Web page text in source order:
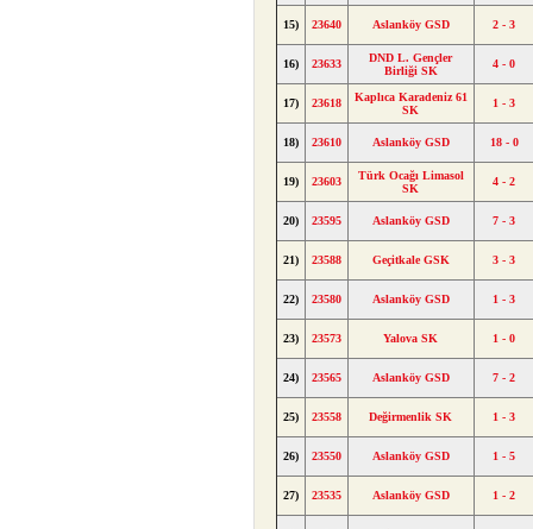
15) 23640 Aslanköy GSD 2 - 3
16) 23633
DND L. Gençler
Birliği SK
4 - 0
17) 23618
Kaplıca Karadeniz 61
SK
1 - 3
18) 23610 Aslanköy GSD 18 - 0
19) 23603
Türk Ocağı Limasol
SK
4 - 2
20) 23595 Aslanköy GSD 7 - 3
21) 23588 Geçitkale GSK 3 - 3
22) 23580 Aslanköy GSD 1 - 3
23) 23573 Yalova SK 1 - 0
24) 23565 Aslanköy GSD 7 - 2
25) 23558 Değirmenlik SK 1 - 3
26) 23550 Aslanköy GSD 1 - 5
27) 23535 Aslanköy GSD 1 - 2